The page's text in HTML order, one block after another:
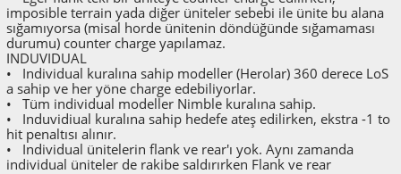
imposible terrain yada diğer üniteler sebebi ile ünite bu alana
sığamıyorsa (misal horde ünitenin döndüğünde sığamaması
durumu) counter charge yapılamaz.
INDUVIDUAL
• Individual kuralına sahip modeller (Herolar) 360 derece LoS
a sahip ve her yöne charge edebiliyorlar.
• Tüm individual modeller Nimble kuralına sahip.
• Induvidiual kuralına sahip hedefe ateş edilirken, ekstra -1 to
hit penaltısı alınır.
• Individual ünitelerin flank ve rear'ı yok. Aynı zamanda
individual üniteler de rakibe saldırırken Flank ve rear